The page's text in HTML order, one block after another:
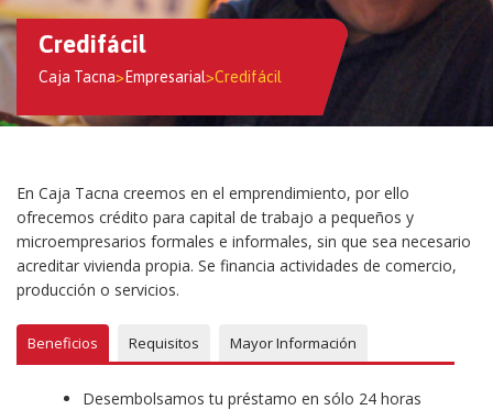
Credifácil
Caja Tacna>Empresarial>Credifácil
En Caja Tacna creemos en el emprendimiento, por ello
ofrecemos crédito para capital de trabajo a pequeños y
microempresarios formales e informales, sin que sea necesario
acreditar vivienda propia. Se financia actividades de comercio,
producción o servicios.
Beneficios Requisitos Mayor Información
Desembolsamos tu préstamo en sólo 24 horas